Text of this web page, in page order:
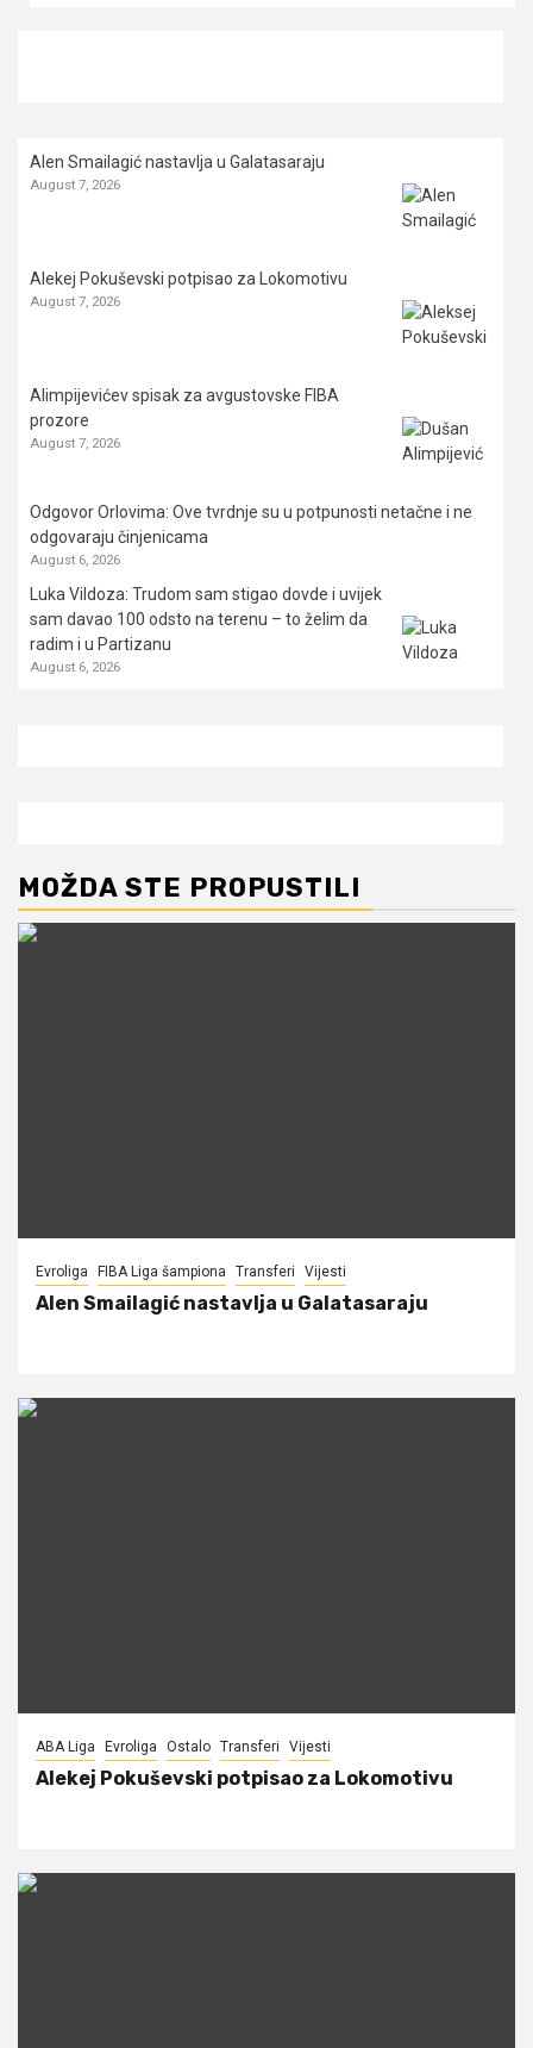
Alen Smailagić nastavlja u Galatasaraju
August 7, 2026
Alekej Pokuševski potpisao za Lokomotivu
August 7, 2026
Alimpijevićev spisak za avgustovske FIBA
prozore
August 7, 2026
Odgovor Orlovima: ​Ove tvrdnje su u potpunosti netačne i ne
odgovaraju činjenicama
August 6, 2026
Luka Vildoza: Trudom sam stigao dovde i uvijek
sam davao 100 odsto na terenu – to želim da
radim i u Partizanu
August 6, 2026
MOŽDA STE PROPUSTILI
Evroliga FIBA Liga šampiona Transferi Vijesti
Alen Smailagić nastavlja u Galatasaraju
ABA Liga Evroliga Ostalo Transferi Vijesti
Alekej Pokuševski potpisao za Lokomotivu